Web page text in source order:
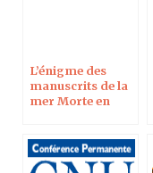
L’énigme des
manuscrits de la
mer Morte en
“C dans l’air”